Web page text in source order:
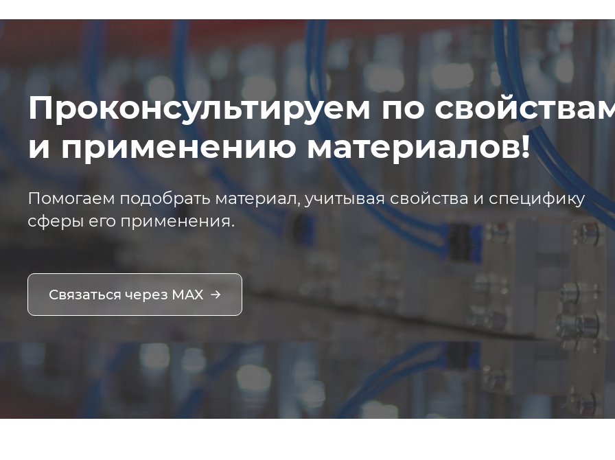
Проконсультируем по
и применению материалов!
Помогаем подобрать материал, учитывая свойства и специфику
сферы его применения.
Связаться через MAX